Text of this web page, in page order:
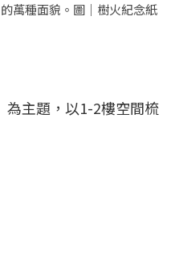
萬種面貌。圖｜樹火紀念紙
為主題，以1-2樓空間梳